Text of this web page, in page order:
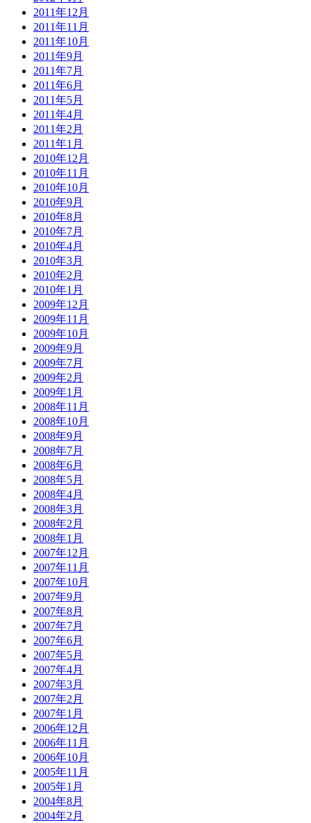
2011年12月
2011年11月
2011年10月
2011年9月
2011年7月
2011年6月
2011年5月
2011年4月
2011年2月
2011年1月
2010年12月
2010年11月
2010年10月
2010年9月
2010年8月
2010年7月
2010年4月
2010年3月
2010年2月
2010年1月
2009年12月
2009年11月
2009年10月
2009年9月
2009年7月
2009年2月
2009年1月
2008年11月
2008年10月
2008年9月
2008年7月
2008年6月
2008年5月
2008年4月
2008年3月
2008年2月
2008年1月
2007年12月
2007年11月
2007年10月
2007年9月
2007年8月
2007年7月
2007年6月
2007年5月
2007年4月
2007年3月
2007年2月
2007年1月
2006年12月
2006年11月
2006年10月
2005年11月
2005年1月
2004年8月
2004年2月